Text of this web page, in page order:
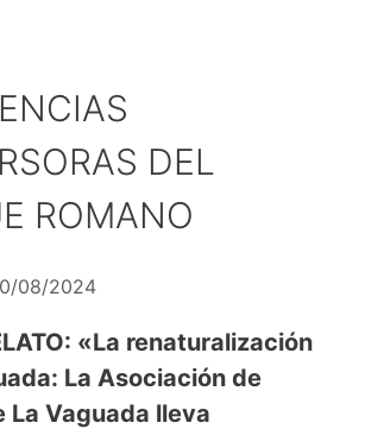
DEL
ROMANO
08/2024
«La renaturalización
La Asociación de
La Vaguada lleva